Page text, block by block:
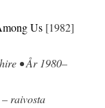
Us [1982]
• År 1980–
raivosta